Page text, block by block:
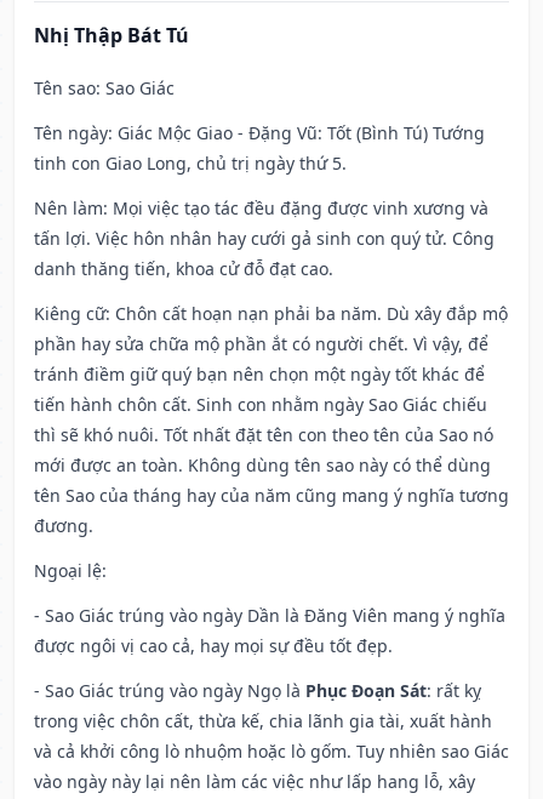
Nhị Thập Bát Tú
Tên sao: Sao Giác
Tên ngày: Giác Mộc Giao - Đặng Vũ: Tốt (Bình Tú) Tướng
tinh con Giao Long, chủ trị ngày thứ 5.
Nên làm: Mọi việc tạo tác đều đặng được vinh xương và
tấn lợi. Việc hôn nhân hay cưới gả sinh con quý tử. Công
danh thăng tiến, khoa cử đỗ đạt cao.
Kiêng cữ: Chôn cất hoạn nạn phải ba năm. Dù xây đắp mộ
phần hay sửa chữa mộ phần ắt có người chết. Vì vậy, để
tránh điềm giữ quý bạn nên chọn một ngày tốt khác để
tiến hành chôn cất. Sinh con nhằm ngày Sao Giác chiếu
thì sẽ khó nuôi. Tốt nhất đặt tên con theo tên của Sao nó
mới được an toàn. Không dùng tên sao này có thể dùng
tên Sao của tháng hay của năm cũng mang ý nghĩa tương
đương.
Ngoại lệ:
- Sao Giác trúng vào ngày Dần là Đăng Viên mang ý nghĩa
được ngôi vị cao cả, hay mọi sự đều tốt đẹp.
- Sao Giác trúng vào ngày Ngọ là Phục Đoạn Sát: rất kỵ
trong việc chôn cất, thừa kế, chia lãnh gia tài, xuất hành
và cả khởi công lò nhuộm hoặc lò gốm. Tuy nhiên sao Giác
vào ngày này lại nên làm các việc như lấp hang lỗ, xây